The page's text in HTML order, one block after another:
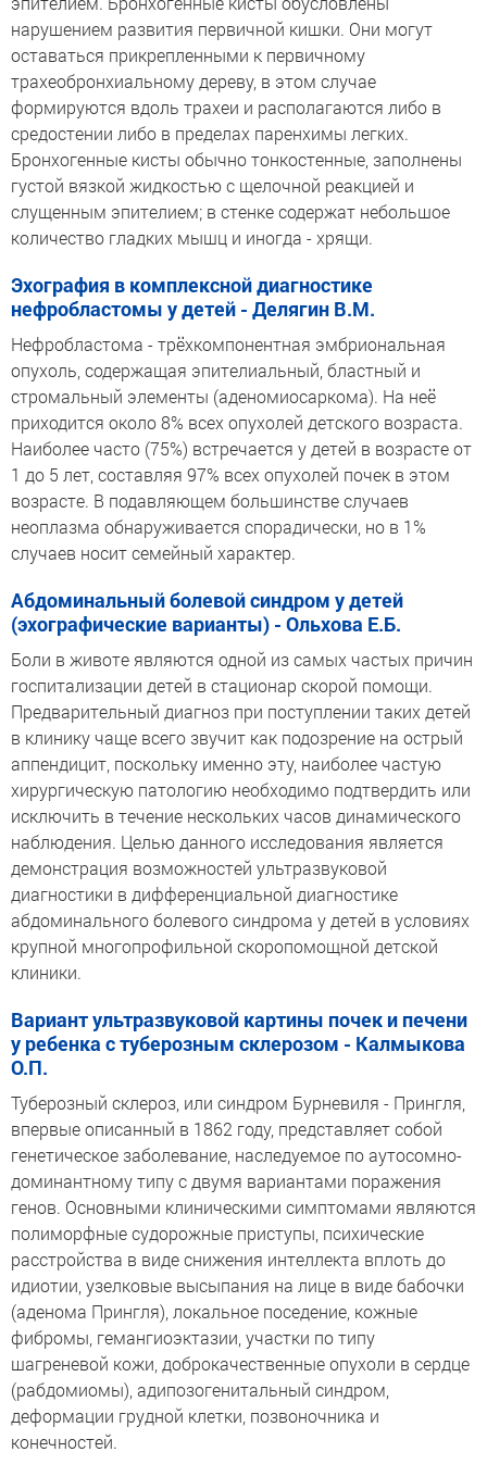
нарушением развития первичной кишки. Они могут
оставаться прикрепленными к первичному
трахеобронхиальному дереву, в этом случае
формируются вдоль трахеи и располагаются либо в
средостении либо в пределах паренхимы легких.
Бронхогенные кисты обычно тонкостенные, заполнены
густой вязкой жидкостью с щелочной реакцией и
слущенным эпителием; в стенке содержат небольшое
количество гладких мышц и иногда - хрящи.
Эхография в комплексной диагностике
нефробластомы у детей - Делягин В.М.
Нефробластома - трёхкомпонентная эмбриональная
опухоль, содержащая эпителиальный, бластный и
стромальный элементы (аденомиосаркома). На неё
приходится около 8% всех опухолей детского возраста.
Наиболее часто (75%) встречается у детей в возрасте от
1 до 5 лет, составляя 97% всех опухолей почек в этом
возрасте. В подавляющем большинстве случаев
неоплазма обнаруживается спорадически, но в 1%
случаев носит семейный характер.
Абдоминальный болевой синдром у детей
(эхографические варианты) - Ольхова Е.Б.
Боли в животе являются одной из самых частых причин
госпитализации детей в стационар скорой помощи.
Предварительный диагноз при поступлении таких детей
в клинику чаще всего звучит как подозрение на острый
аппендицит, поскольку именно эту, наиболее частую
хирургическую патологию необходимо подтвердить или
исключить в течение нескольких часов динамического
наблюдения. Целью данного исследования является
демонстрация возможностей ультразвуковой
диагностики в дифференциальной диагностике
абдоминального болевого синдрома у детей в условиях
крупной многопрофильной скоропомощной детской
клиники.
Вариант ультразвуковой картины почек и печени
у ребенка с туберозным склерозом - Калмыкова
О.П.
Туберозный склероз, или синдром Бурневиля - Прингля,
впервые описанный в 1862 году, представляет собой
генетическое заболевание, наследуемое по аутосомно-
доминантному типу с двумя вариантами поражения
генов. Основными клиническими симптомами являются
полиморфные судорожные приступы, психические
расстройства в виде снижения интеллекта вплоть до
идиотии, узелковые высыпания на лице в виде бабочки
(аденома Прингля), локальное поседение, кожные
фибромы, гемангиоэктазии, участки по типу
шагреневой кожи, доброкачественные опухоли в сердце
(рабдомиомы), адипозогенитальный синдром,
деформации грудной клетки, позвоночника и
конечностей.